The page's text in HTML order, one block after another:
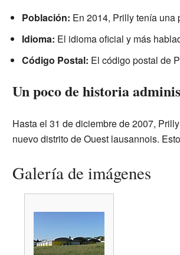
Población: En 2014, Prilly tenía una
Idioma: El idioma oficial y más
Código Postal: El código postal de
Un poco de historia
Hasta el 31 de diciembre de 2007,
nuevo distrito de Ouest lausannois.
Galería de imágenes